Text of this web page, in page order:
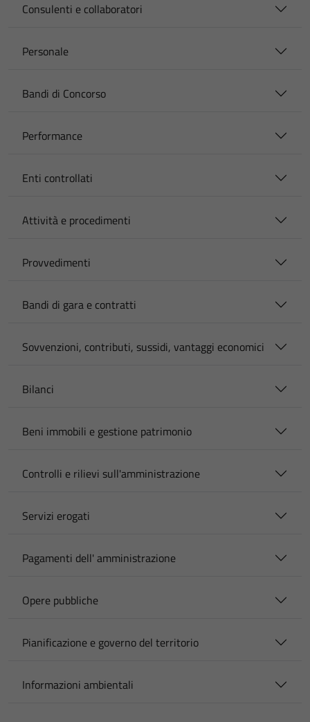
Consulenti e collaboratori
Personale
Bandi di Concorso
Performance
Enti controllati
Attività e procedimenti
Provvedimenti
Bandi di gara e contratti
Sovvenzioni, contributi, sussidi, vantaggi economici
Bilanci
Beni immobili e gestione patrimonio
Controlli e rilievi sull'amministrazione
Servizi erogati
Pagamenti dell' amministrazione
Opere pubbliche
Pianificazione e governo del territorio
Informazioni ambientali